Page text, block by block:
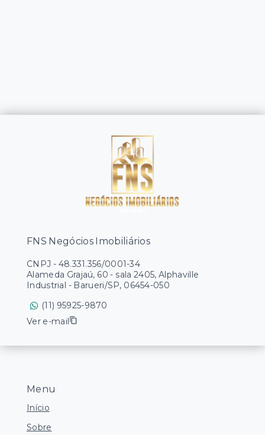
Menu
Início
Sobre
FNS Negócios Imobiliários
CNPJ - 48.331.356/0001-34
Alameda Grajaú, 60 - sala 2405, Alphaville
Industrial - Barueri/SP, 06454-050
(11) 95925-9870
Ver e-mail